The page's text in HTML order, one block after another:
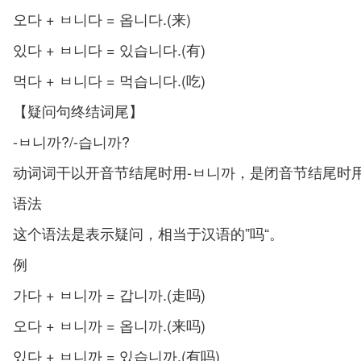
오다 + ㅂ니다 = 옵니다.(来)
있다 + ㅂ니다 = 있습니다.(有)
먹다 + ㅂ니다 = 먹습니다.(吃)
【疑问句终结词尾】
-ㅂ니까?/-습니까?
动词词干以开音节结尾时用-ㅂ니까，是闭音节结尾时
语法
这个语法是表示疑问，相当于汉语的”吗“。
例
가다 + ㅂ니까 = 갑니까.(走吗)
오다 + ㅂ니까 = 옵니까.(来吗)
있다 + ㅂ니까 = 있습니까.(有吗)